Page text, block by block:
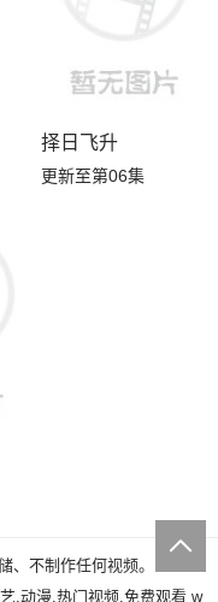
择日飞升
更新至第06集
、不制作任何视频。
,动漫,热门视频,免费观看 w